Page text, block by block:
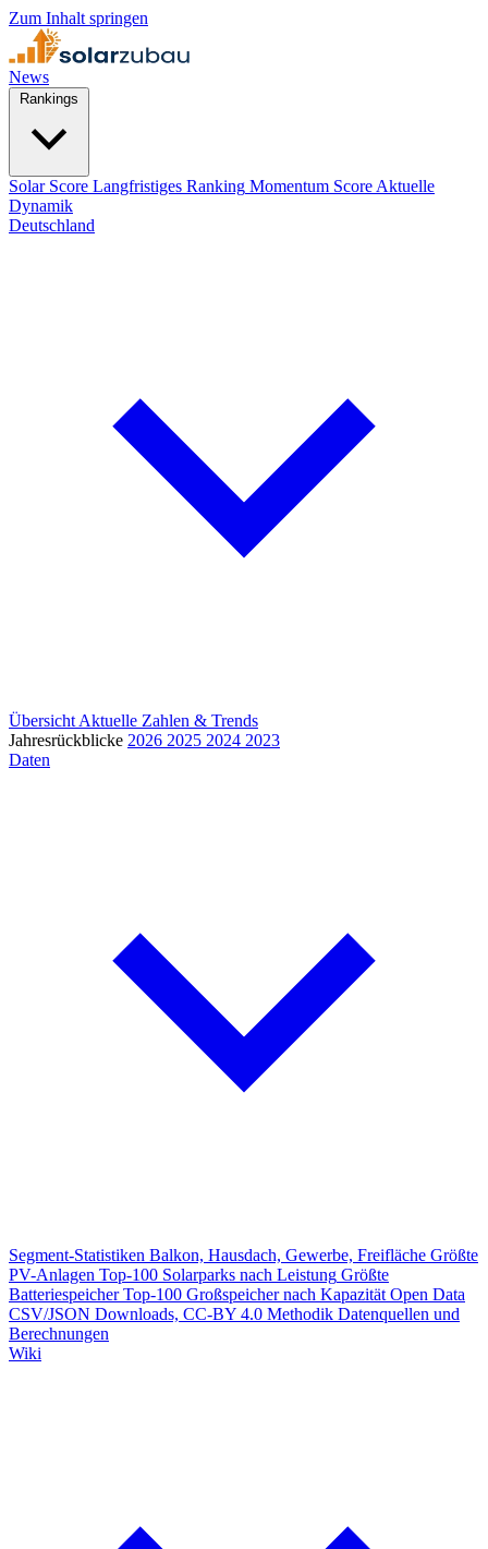
Zum Inhalt springen
News
Solar Score Langfristiges Ranking Momentum Score Aktuelle
Dynamik
Deutschland
Übersicht Aktuelle Zahlen & Trends
Jahresrückblicke 2026 2025 2024 2023
Daten
Segment-Statistiken Balkon, Hausdach, Gewerbe, Freifläche Größte
PV-Anlagen Top-100 Solarparks nach Leistung Größte
Batteriespeicher Top-100 Großspeicher nach Kapazität Open Data
CSV/JSON Downloads, CC-BY 4.0 Methodik Datenquellen und
Berechnungen
Wiki